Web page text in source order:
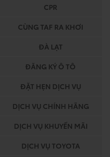
CPR
CÙNG TAF RA KHƠI
ĐÀ LẠT
ĐĂNG KÝ Ô TÔ
ĐẶT HẸN DỊCH VỤ
DỊCH VỤ CHÍNH HÃNG
DỊCH VỤ KHUYẾN MÃI
DỊCH VỤ TOYOTA